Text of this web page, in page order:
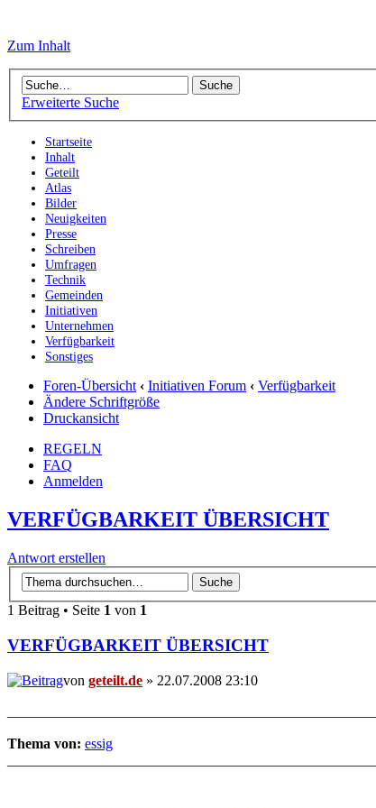
Zum Inhalt
Erweiterte Suche
Startseite
Inhalt
Geteilt
Atlas
Bilder
Neuigkeiten
Presse
Schreiben
Umfragen
Technik
Gemeinden
Initiativen
Unternehmen
Verfügbarkeit
Sonstiges
Foren-Übersicht ‹ Initiativen Forum ‹ Verfügbarkeit
Ändere Schriftgröße
Druckansicht
REGELN
FAQ
Anmelden
VERFÜGBARKEIT ÜBERSICHT
Antwort erstellen
1 Beitrag • Seite 1 von 1
VERFÜGBARKEIT ÜBERSICHT
von geteilt.de » 22.07.2008 23:10
Thema von: essig